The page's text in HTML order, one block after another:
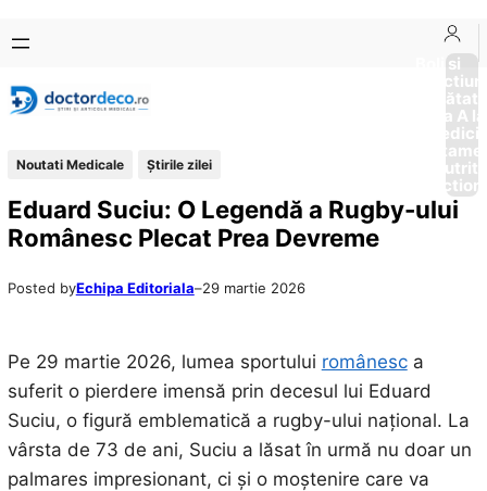
conținut
content
Boli si
Afectiuni
Sănătate
de la A
Noutati Medicale Știrile zilei
Eduard Suciu: O Legendă a Rugby-ului
Românesc Plecat Prea Devreme
Posted byEchipa Editoriala–29 martie 2026
Pe 29 martie 2026, lumea sportului românesca
suferit o pierdere imensă prin decesul lui Eduard
Suciu, o figură emblematică a rugby-ului național. La
vârsta de 73 de ani, Suciu a lăsat în urmă nu doar un
palmares impresionant, ci și o moștenire care va